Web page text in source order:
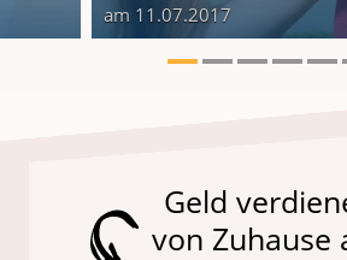
am 11.07.2017
Geld
von Zuhause